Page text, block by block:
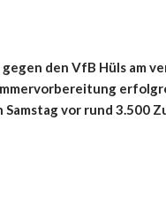
den VfB Hüls am
vor rund 3.500